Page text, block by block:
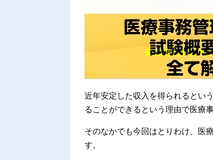
近年安定した収入を得られるとい
ることができるという理由で医療
そのなかでも今回はとりわけ、医
す。